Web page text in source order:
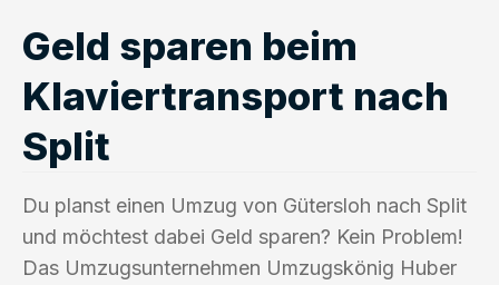
Geld sparen beim
Klaviertransport nach
Split
Du planst einen Umzug von Gütersloh nach Split
und möchtest dabei Geld sparen? Kein Problem!
Das Umzugsunternehmen Umzugskönig Huber